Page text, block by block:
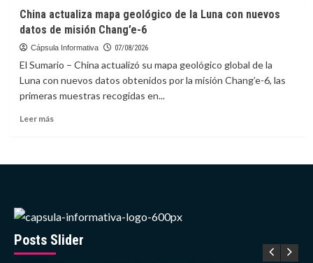
presenta
la
candidatura
Caracas
para
los
2030
China actualiza mapa geológico de la Luna con nuevos
datos de misión Chang’e-6
Cápsula Informativa 07/08/2026
El Sumario – China actualizó su mapa geológico global de la
Luna con nuevos datos obtenidos por la misión Chang’e-6, las
primeras muestras recogidas en...
Leer másLeer
la
Luna
Posts Slider